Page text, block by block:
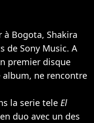
à Bogota, Shakira
de Sony Music. A
premier disque
album, ne rencontre
la serie tele El
duo avec un des